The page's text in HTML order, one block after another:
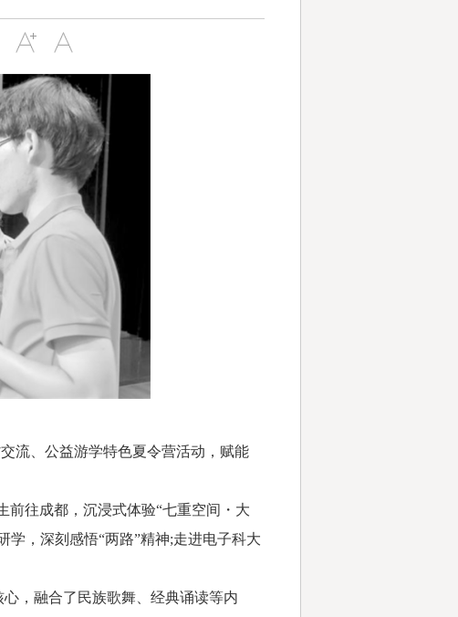
流、公益游学特色夏令营活动，赋能
往成都，沉浸式体验“七重空间・大
学，深刻感悟“两路”精神;走进电子科大
，融合了民族歌舞、经典诵读等内